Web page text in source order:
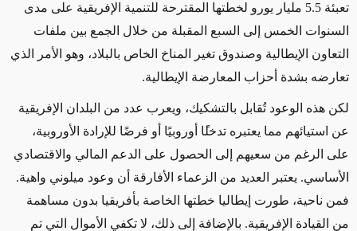
تعبئة 5.5 مليار يورو لخطتها المقترحة للتنمية الإفريقية على مدى
السنوات الخمس إلى السبع المقبلة من خلال الجمع بين ملفات
التعاون الإيطالية وصندوق تغير المناخ الخاص بالبلاد، وهو الأمر الذي
تعارضه بشدة أحزاب المعارضة الإيطالية.
لكن هذه الوعود تُقابل بالتشكيك، ويعرب عدد من البلدان الإفريقية
عن استيائهم مما يعتبره تدخلًا أوروبيًا أو فرضًا للإرادة الأوروبية،
على الرغم من سعيهم إلى الحصول على الدعم المالي والاقتصادي
الأساسي. يعتبر العديد من الزعماء الأفارقة أن وعود ميلوني واهية.
فمن ناحية، طورت إيطاليا خطتها الخاصة بأفريقيا بدون مساهمة
من القيادة الإفريقية. بالإضافة إلى ذلك، لا تكفي الأموال التي تم